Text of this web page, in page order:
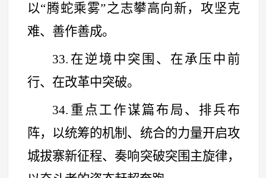
以“腾蛇乘雾”之志攀高向新，攻坚克
难、善作善成。
33.在逆境中突围、在承压中前
行、在改革中突破。
34.重点工作谋篇布局、排兵布
阵，以统筹的机制、统合的力量开启攻
城拔寨新征程、奏响突破突围主旋律，